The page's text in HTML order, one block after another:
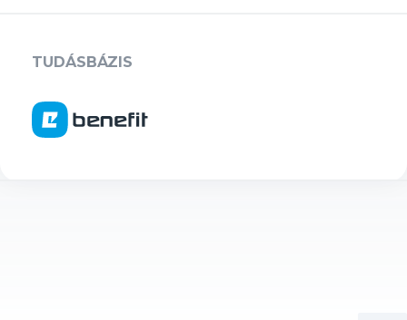
TUDÁSBÁZIS